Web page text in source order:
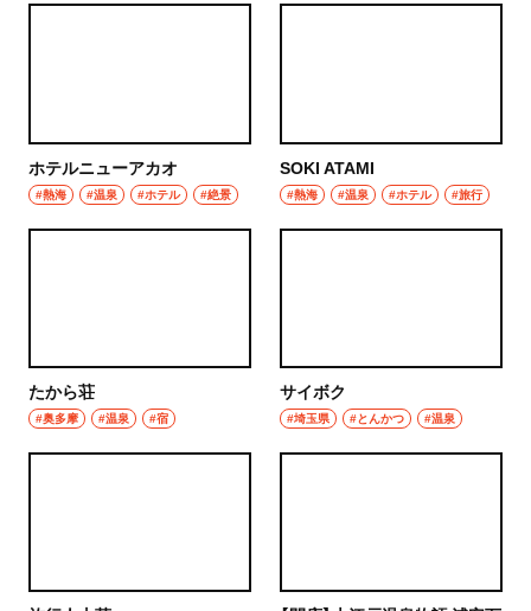
上尾・久喜・熊谷
千葉県
千葉
船橋
市川・本八幡
ホッピー
サワー
定食
寿司
ホテルニューアカオ
#熱海 #温泉 #ホテル #絶景
SOKI ATAMI
#熱海 #温泉 #ホテル #旅行
たから荘
#奥多摩 #温泉 #宿
サイボク
#埼玉県 #とんかつ #温泉